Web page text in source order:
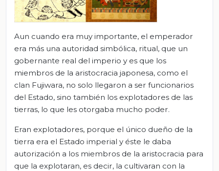
Aun cuando era muy importante, el emperador
era más una autoridad simbólica, ritual, que un
gobernante real del imperio y es que los
miembros de la aristocracia japonesa, como el
clan Fujiwara, no solo llegaron a ser funcionarios
del Estado, sino también los explotadores de las
tierras, lo que les otorgaba mucho poder.
Eran explotadores, porque el único dueño de la
tierra era el Estado imperial y éste le daba
autorización a los miembros de la aristocracia para
que la explotaran, es decir, la cultivaran con la